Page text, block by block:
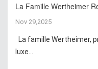
La Famille Wertheimer
Nov 29,2025
La famille Wertheimer,
luxe...